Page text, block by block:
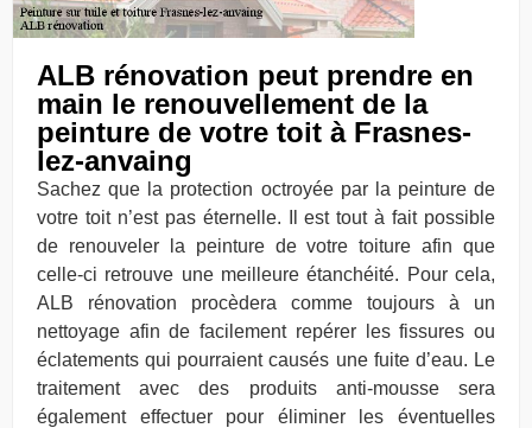
ALB rénovation peut prendre en
main le renouvellement de la
peinture de votre toit à Frasnes-
lez-anvaing
Sachez que la protection octroyée par la peinture de
votre toit n’est pas éternelle. Il est tout à fait possible
de renouveler la peinture de votre toiture afin que
celle-ci retrouve une meilleure étanchéité. Pour cela,
ALB rénovation procèdera comme toujours à un
nettoyage afin de facilement repérer les fissures ou
éclatements qui pourraient causés une fuite d’eau. Le
traitement avec des produits anti-mousse sera
également effectuer pour éliminer les éventuelles